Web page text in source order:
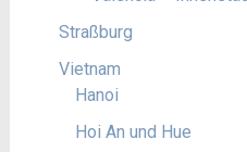
Straßburg
Vietnam
Hanoi
Hoi An und Hue